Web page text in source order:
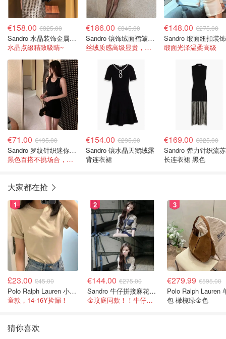
€158.00 €325.00
Sandro 水晶装饰金属感斜纹迷你连衣裙
水晶点缀精致吸睛~
€186.00 €345.00
Sandro 镶饰绒面褶皱迷你连衣裙
丝绒质感高级显贵，荷叶边设计灵动又浪漫
€148.00 €275.00
缎面光泽温柔高级
€71.00 €195.00
Sandro 罗纹针织迷你连衣裙 黑色
黑色百搭不挑场合，迷你裙长度显腿长！
€154.00 €295.00
Sandro 镶水晶天鹅绒露
背连衣裙
€169.00 €325.00
Sandro 弹力针织流
长连衣裙 黑色
大家都在抢
1
£23.00 £45.00
Polo Ralph Lauren 小马T恤
童款，14-16Y捡漏！
2
€144.00 €275.00
Sandro 牛仔拼接麻花针织夹克
金玟庭同款！！牛仔拼接超有层次感
3
€279.99 €595.00
Polo Ralph Lauren
包 橄榄绿金色
猜你喜欢